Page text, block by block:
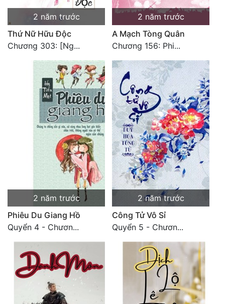
2 năm trước
Thứ Nữ Hữu Độc
Chương 303: [Ng...
2 năm trước
A Mạch Tòng Quân
Chương 156: Phi...
2 năm trước
Phiêu Du Giang Hồ
Quyển 4 - Chươn...
2 năm trước
Công Tử Vô Sỉ
Quyển 5 - Chươn...